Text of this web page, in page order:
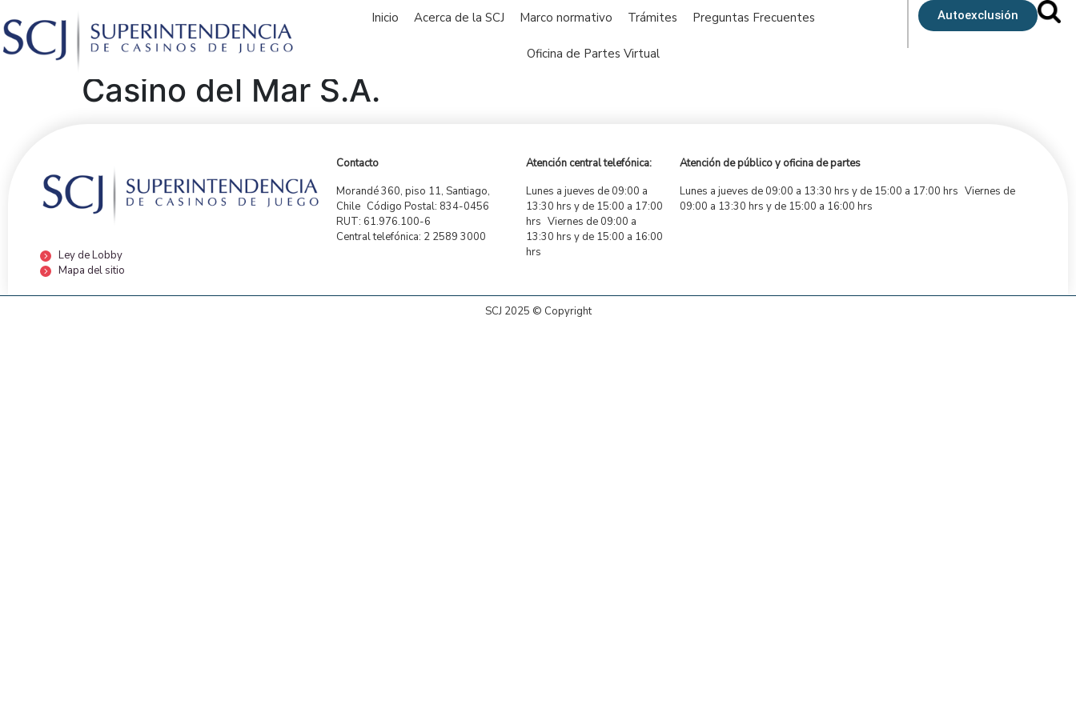
Inicio Acerca de la SCJ Marco normativo Trámites Preguntas Frecuentes
Oficina de Partes Virtual
Autoexclusión
Casino del Mar S.A.
Ley de Lobby
Mapa del sitio
Contacto
Morandé 360, piso 11, Santiago,
Chile Código Postal: 834-0456
RUT: 61.976.100-6
Central telefónica: 2 2589 3000
Atención central telefónica:
Lunes a jueves de 09:00 a
13:30 hrs y de 15:00 a 17:00
hrs Viernes de 09:00 a
13:30 hrs y de 15:00 a 16:00
hrs
Atención de público y oficina de partes
Lunes a jueves de 09:00 a 13:30 hrs y de 15:00 a 17:00 hrs Viernes de
09:00 a 13:30 hrs y de 15:00 a 16:00 hrs
SCJ 2025 © Copyright